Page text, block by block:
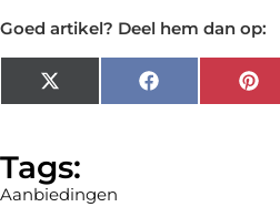
Goed artikel? Deel hem dan op:
X
(Twitter)
Facebook
Tags:
Aanbiedingen